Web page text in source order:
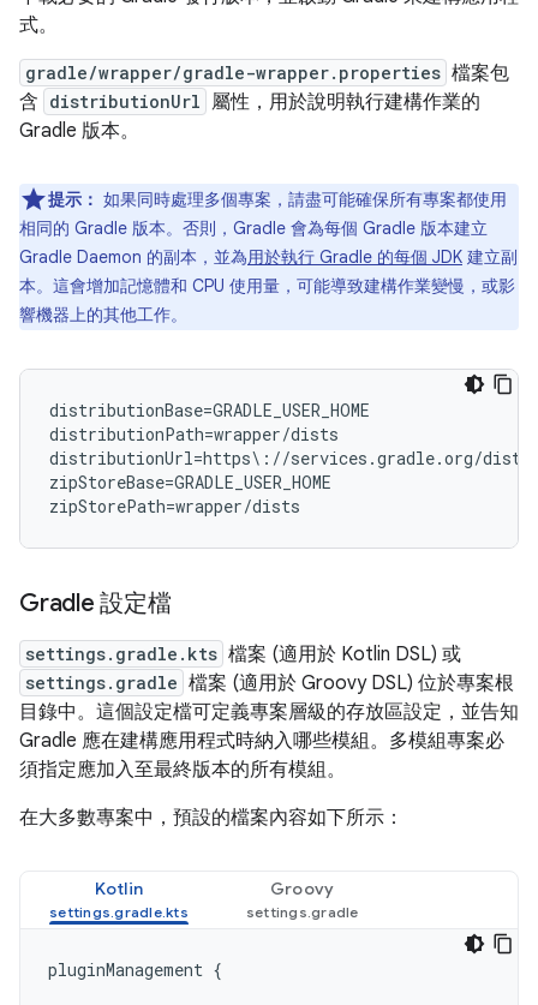
式。
gradle/wrapper/gradle-wrapper.properties 檔案包
含 distributionUrl 屬性，用於說明執行建構作業的
Gradle 版本。
提示： 如果同時處理多個專案，請盡可能確保所有專案都使用
相同的 Gradle 版本。否則，Gradle 會為每個 Gradle 版本建立
Gradle Daemon 的副本，並為用於執行 Gradle 的每個 JDK 建立副
本。這會增加記憶體和 CPU 使用量，可能導致建構作業變慢，或影
響機器上的其他工作。
distributionBase=GRADLE_USER_HOME
distributionPath=wrapper/dists
distributionUrl=https\://services.gradle.org/
zipStoreBase=GRADLE_USER_HOME
Gradle 設定檔
settings.gradle.kts 檔案 (適用於 Kotlin DSL) 或
settings.gradle 檔案 (適用於 Groovy DSL) 位於專案根
目錄中。這個設定檔可定義專案層級的存放區設定，並告知
Gradle 應在建構應用程式時納入哪些模組。多模組專案必
須指定應加入至最終版本的所有模組。
在大多數專案中，預設的檔案內容如下所示：
Kotlin Groovy
pluginManagement {